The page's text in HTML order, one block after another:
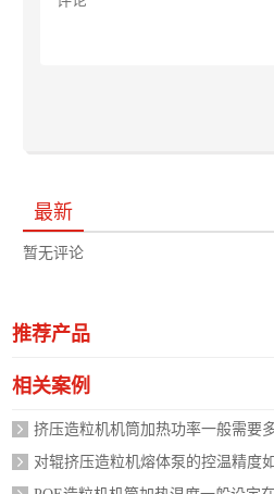
最新
暂无评论
推荐产品
相关案例
挤压造粒机机筒加热功率一般需要多
对辊挤压造粒机熔体泵的控温精度